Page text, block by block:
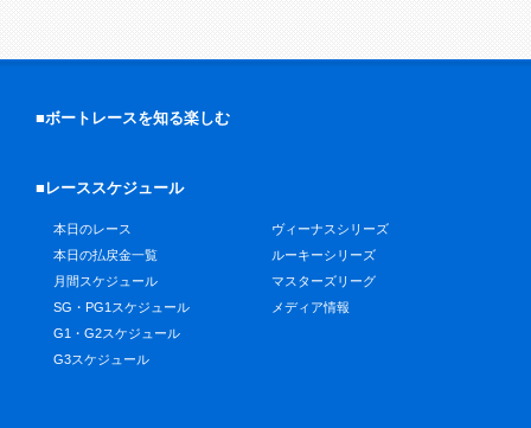
■ボートレースを知る楽しむ
■レーススケジュール
本日のレース
本日の払戻金一覧
月間スケジュール
SG・PG1スケジュール
G1・G2スケジュール
G3スケジュール
ヴィーナスシリーズ
ルーキーシリーズ
マスターズリーグ
メディア情報